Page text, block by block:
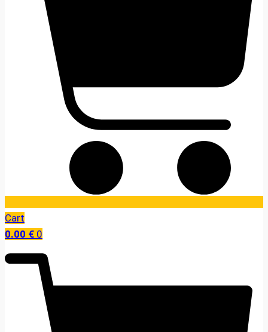
Cart
0.00 € 0